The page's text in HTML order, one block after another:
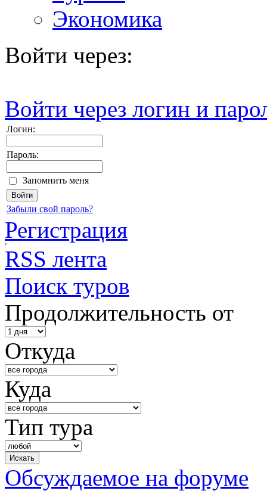
Экономика
Войти через:
Войти через логин и
Логин:
Пароль:
Запомнить меня
Забыли свой пароль?
Регистрация
RSS лента
Поиск туров
Продолжительность от
Откуда
Куда
Тип тура
Обсуждаемое на форуме